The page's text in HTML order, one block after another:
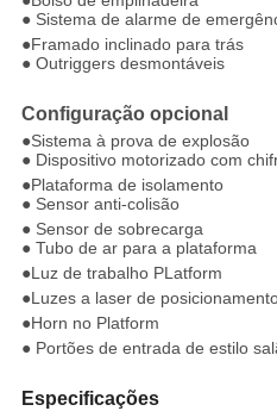
● Sistema de alarme de
●Framado inclinado para trás
● Outriggers desmontáveis
Configuração opcional
●Sistema à prova de explosão
● Dispositivo motorizado com
●Plataforma de isolamento
● Sensor anti-colisão
● Sensor de sobrecarga
● Tubo de ar para a plataforma
●Luz de trabalho PLatform
●Luzes a laser de
●Horn no Platform
● Portões de entrada de estilo
Especificações